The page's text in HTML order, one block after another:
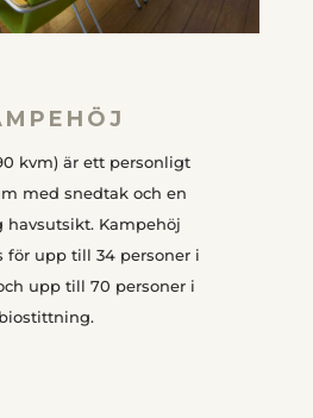
kvm) är ett personligt
med snedtak och en
havsutsikt. Kampehöj
för upp till 34 personer i
upp till 70 personer i
biostittning.